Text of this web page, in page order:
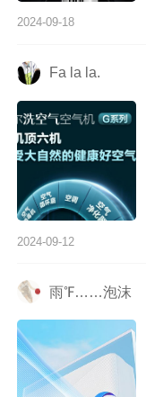
2024-09-18
Fa la la.
2024-09-12
雨℉……泡沫